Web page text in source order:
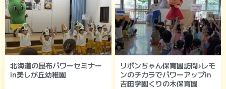
北海道の昆布パワーセミナー
in美しが丘幼稚園
リボンちゃん保育園訪問♪レモ
ンのチカラでパワーアップin
吉田学園くりの木保育園